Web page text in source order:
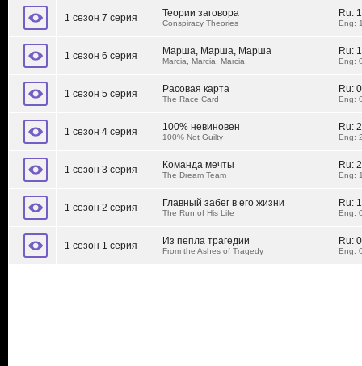
1 сезон 7 серия Теории заговора
Conspiracy Theories
Ru:
Eng:
1 сезон 6 серия Марша, Марша, Марша
Marcia, Marcia, Marcia
Ru:
Eng:
1 сезон 5 серия Расовая карта
The Race Card
Ru:
Eng:
1 сезон 4 серия 100% невиновен
100% Not Guilty
Ru:
Eng:
1 сезон 3 серия Команда мечты
The Dream Team
Ru:
Eng:
1 сезон 2 серия Главный забег в его жизни
The Run of His Life
Ru:
Eng:
1 сезон 1 серия Из пепла трагедии
From the Ashes of Tragedy
Ru:
Eng: